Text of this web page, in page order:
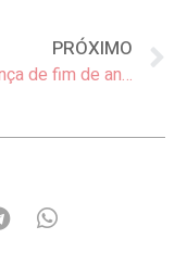
PRÓXIMO
Segurança de fim de ano: como manter a casa em segurança durante as festividades